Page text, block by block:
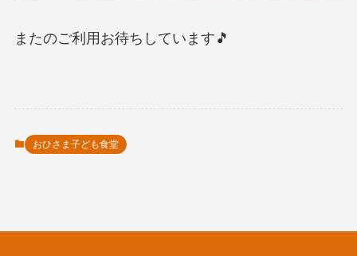
またのご利用お待ちしています🎵
おひさま子ども食堂